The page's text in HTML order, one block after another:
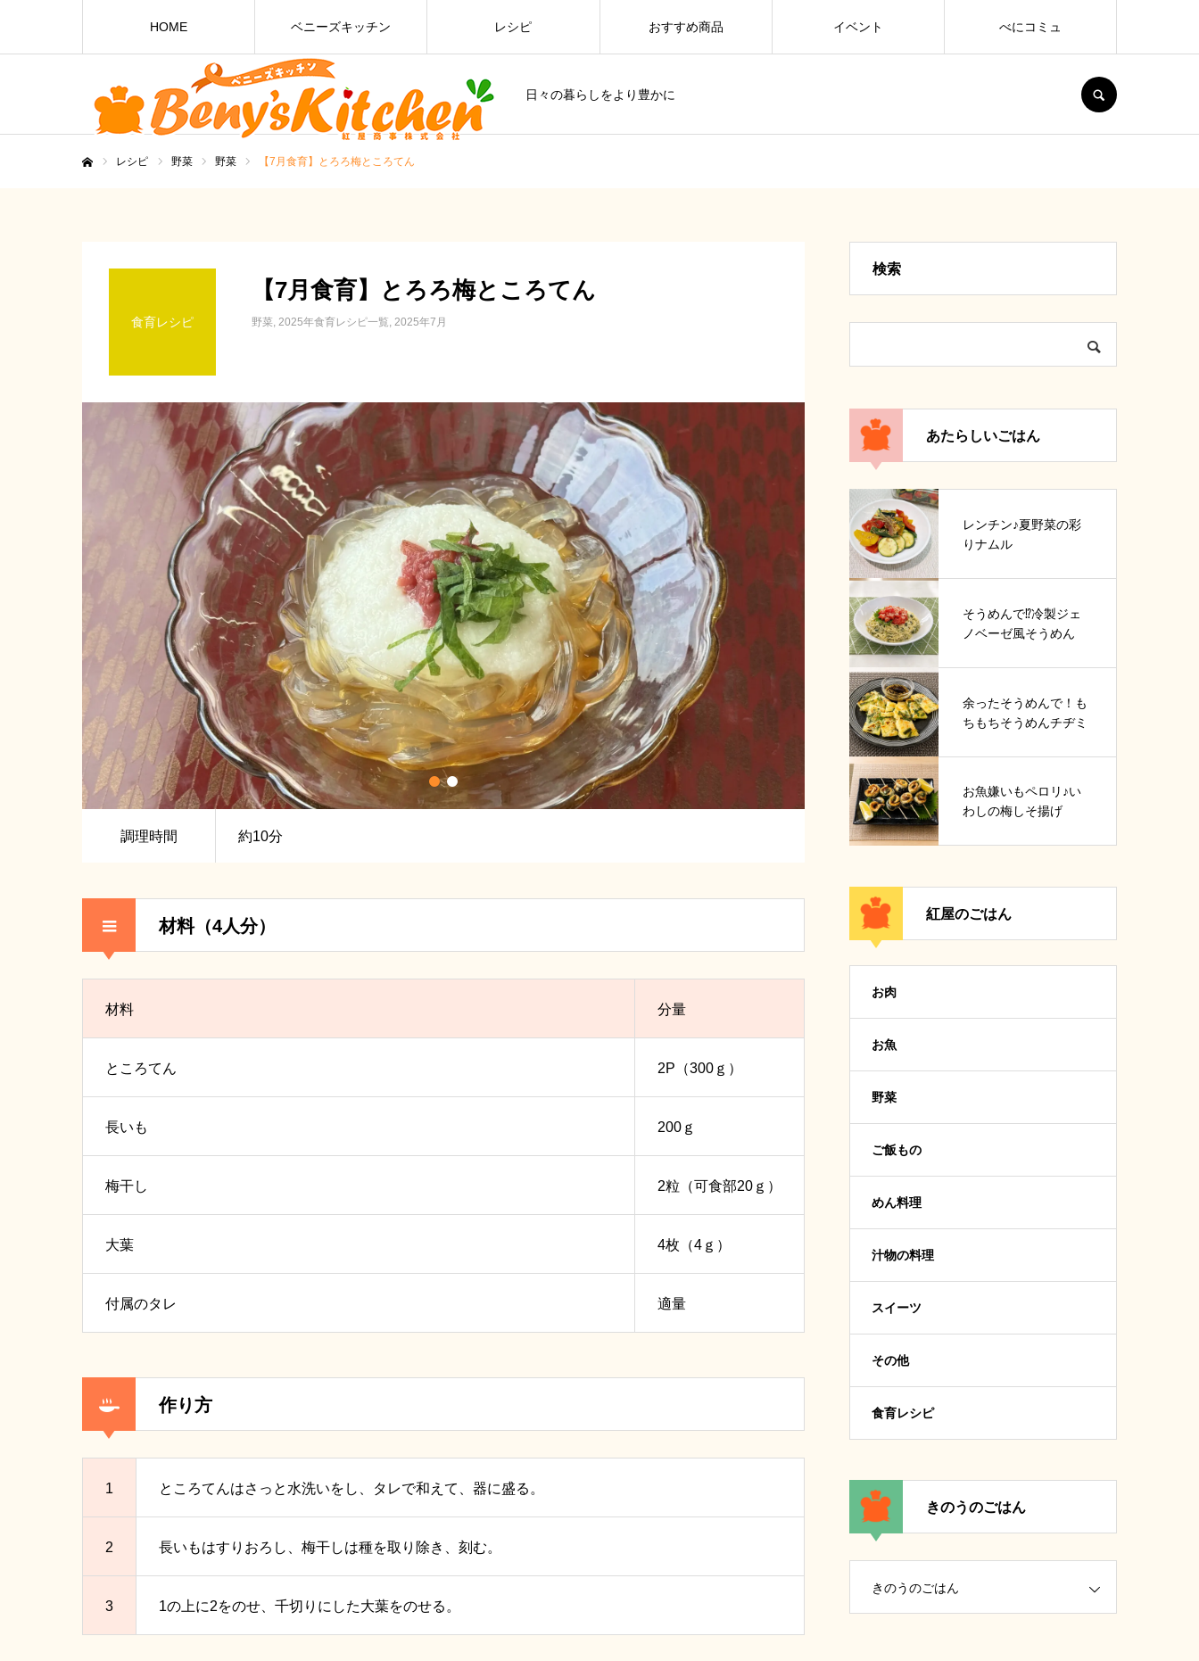
日々の暮らしをより豊かに
HOME ベニーズキッチン レシピ おすすめ商品 イベント べにコミュ
レシピ 野菜 野菜 【7月食育】とろろ梅ところてん
食育レシピ
【7月食育】とろろ梅ところてん
野菜 2025年食育レシピ一覧 2025年7月
調理時間 約10分
材料（4人分）
材料 分量
ところてん 2P（300ｇ）
長いも 200ｇ
梅干し 2粒（可食部20ｇ）
大葉 4枚（4ｇ）
付属のタレ 適量
作り方
1 ところてんはさっと水洗いをし、タレで和えて、器に盛る。
2 長いもはすりおろし、梅干しは種を取り除き、刻む。
3 1の上に2をのせ、千切りにした大葉をのせる。
検索
あたらしいごはん
レンチン♪夏野菜の彩
りナムル
そうめんで⁉冷製ジェ
ノベーゼ風そうめん
余ったそうめんで！も
ちもちそうめんチヂミ
お魚嫌いもペロリ♪い
わしの梅しそ揚げ
紅屋のごはん
お肉
お魚
野菜
ご飯もの
めん料理
汁物の料理
スイーツ
その他
食育レシピ
きのうのごはん
きのうのごはん